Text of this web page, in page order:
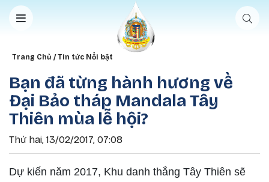
Nhảy đến nội dung
Breadcrumb
Trang Chủ Tin tức Nổi bật
Bạn đã từng hành hương về
Đại Bảo tháp Mandala Tây
Thiên mùa lễ hội?
Thứ hai, 13/02/2017, 07:08
Dự kiến năm 2017, Khu danh thắng Tây Thiên sẽ